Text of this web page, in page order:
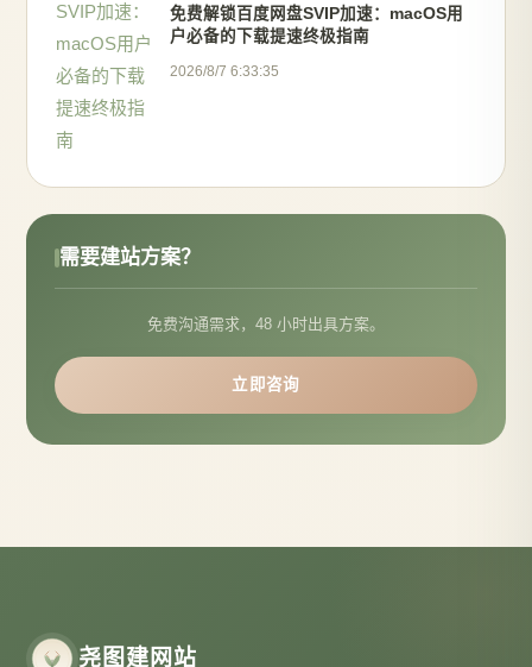
免费解锁百度网盘SVIP加速：macOS用
户必备的下载提速终极指南
2026/8/7 6:33:35
需要建站方案？
免费沟通需求，48 小时出具方案。
立即咨询
尧图建网站